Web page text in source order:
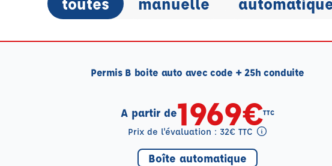
Permis B boite auto avec code + 25h conduite
A partir de1969€TTC
Prix de l'évaluation : 32€ TTC
Tooltip eval mention
Boîte automatique